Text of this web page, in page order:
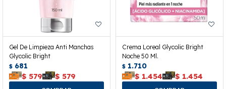
Gel De Limpieza Anti Manchas
Glycolic Bright
$ 681
$ 579 $ 579
Crema Loreal Glycolic Bright
Noche 50 Ml.
$ 1.710
$ 1.454 $ 1.454